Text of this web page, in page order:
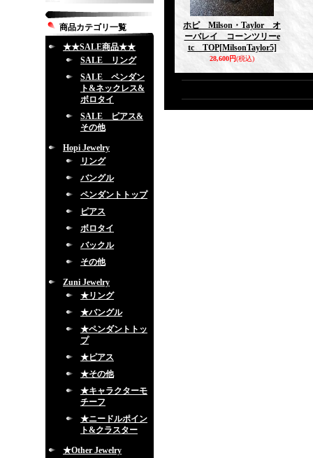
商品カテゴリ一覧
★★SALE商品★★
SALE リング
SALE ペンダン
ト&ネックレス&
ボロタイ
SALE ピアス&
その他
Hopi Jewelry
リング
バングル
ペンダントトップ
ピアス
ボロタイ
バックル
その他
Zuni Jewelry
★リング
★バングル
★ペンダントトッ
プ
★ピアス
★その他
★キャラクターモ
チーフ
★ニードルポイン
ト&クラスター
★Other Jewelry
ホピ Milson・Taylor オ
ーバレイ コーンツリーe
tc TOP[MilsonTaylor5]
28,600円(税込)